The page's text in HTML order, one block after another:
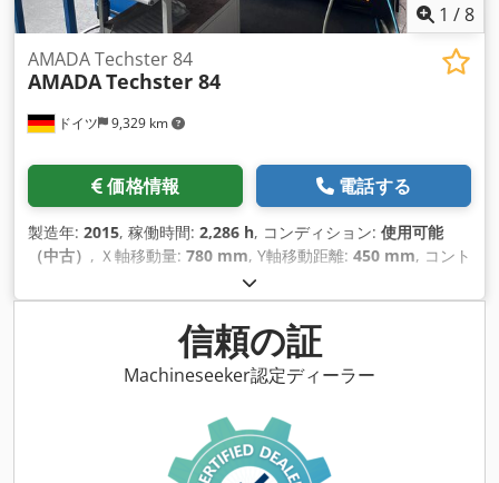
1 /8
ドイツ 9,329 km
AMADA Techster 84
AMADATechster 84
価格情報 電話する
製造年: 2015, 稼働時間: 2,286 h, コンディション: 使用可能
（中古） , Ｘ軸移動量: 780 mm, Y軸移動距離: 450 mm, コント
, コントローラモデル:
MODEL B, 総重量:5,000 kg（キログラム）, スピンドルモータ
, テーブル長さ: 700 mm
信頼の証
Machineseeker認定ディーラー